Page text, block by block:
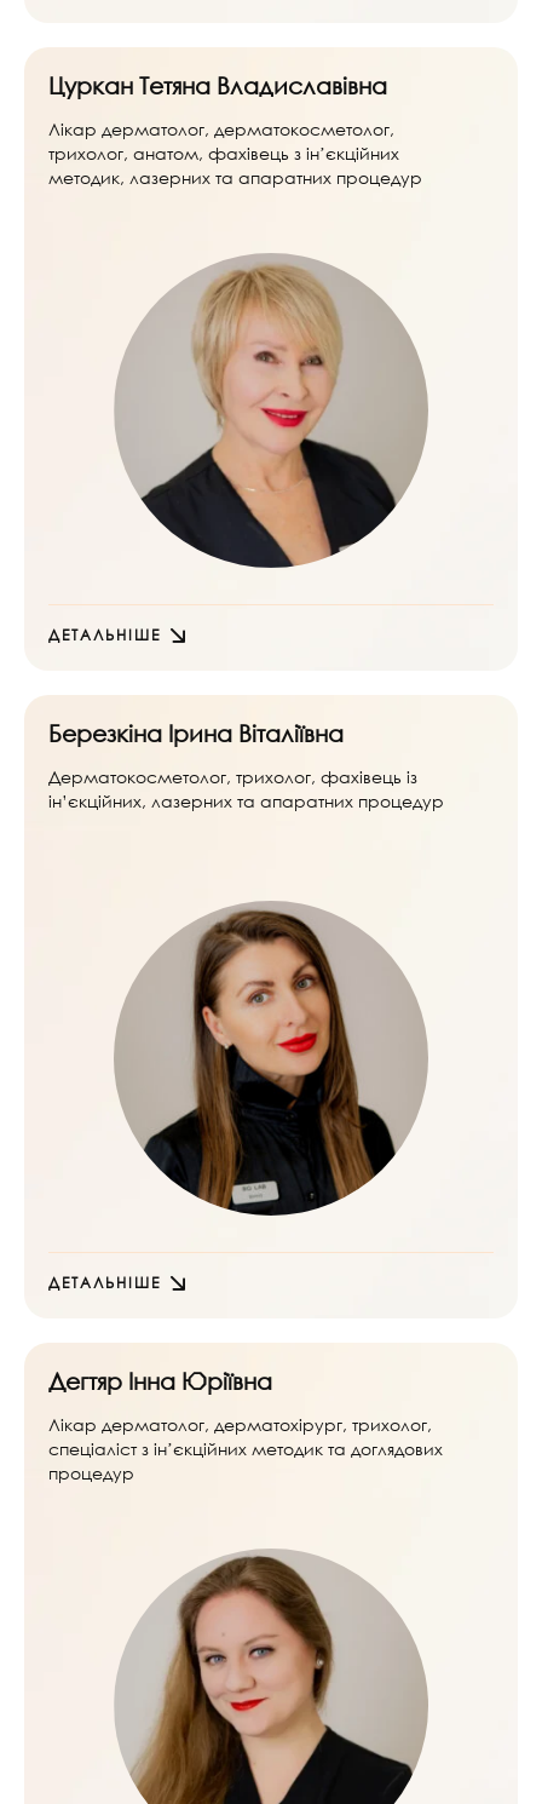
Цуркан Тетяна Владиславівна
Лікар дерматолог, дерматокосметолог,
трихолог, анатом, фахівець з інʼєкційних
методик, лазерних та апаратних процедур
ДЕТАЛЬНІШЕ
Березкіна Ірина Віталіївна
Дерматокосметолог, трихолог, фахівець із
ін’єкційних, лазерних та апаратних процедур
ДЕТАЛЬНІШЕ
Дегтяр Інна Юріївна
Лікар дерматолог, дерматохірург, трихолог,
спеціаліст з інʼєкційних методик та доглядових
процедур